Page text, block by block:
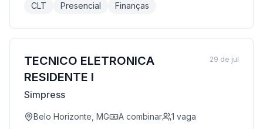
CLT Presencial Finanças
TECNICO ELETRONICA
RESIDENTE I
Simpress
Belo Horizonte, MG A combinar 1 vaga
29 de jul